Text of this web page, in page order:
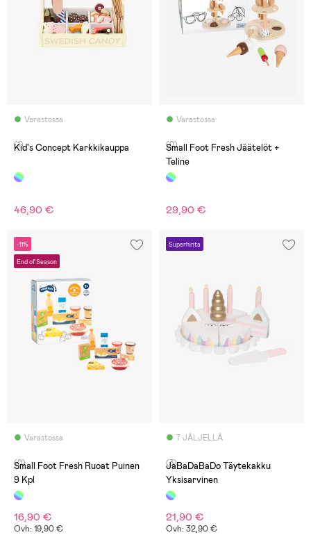
Varastossa
(1)
Kid's Concept Karkkikauppa
46,90 €
Varastossa
(0)
Small Foot Fresh Jäätelöt +
Teline
29,90 €
-11%
End of Season
Varastossa
(0)
Small Foot Fresh Ruoat Puinen
9 Kpl
16,90 €
Ovh: 19,90 €
Superhinta
7 JÄLJELLÄ
(3)
JaBaDaBaDo Täytekakku
Yksisarvinen
21,90 €
Ovh: 32,90 €